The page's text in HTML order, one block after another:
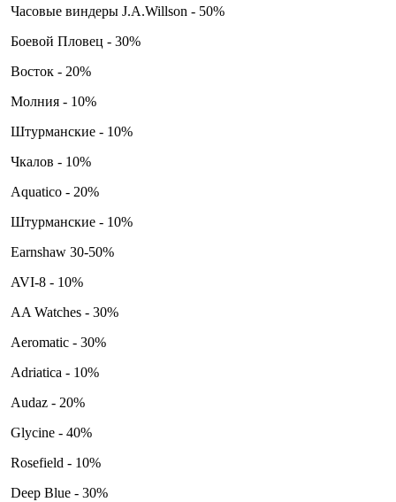
Часовые виндеры J.A.Willson - 50%
Боевой Пловец - 30%
Восток - 20%
Молния - 10%
Штурманские - 10%
Чкалов - 10%
Aquatico - 20%
Штурманские - 10%
Earnshaw 30-50%
AVI-8 - 10%
AA Watches - 30%
Aeromatic - 30%
Adriatica - 10%
Audaz - 20%
Glycine - 40%
Rosefield - 10%
Deep Blue - 30%